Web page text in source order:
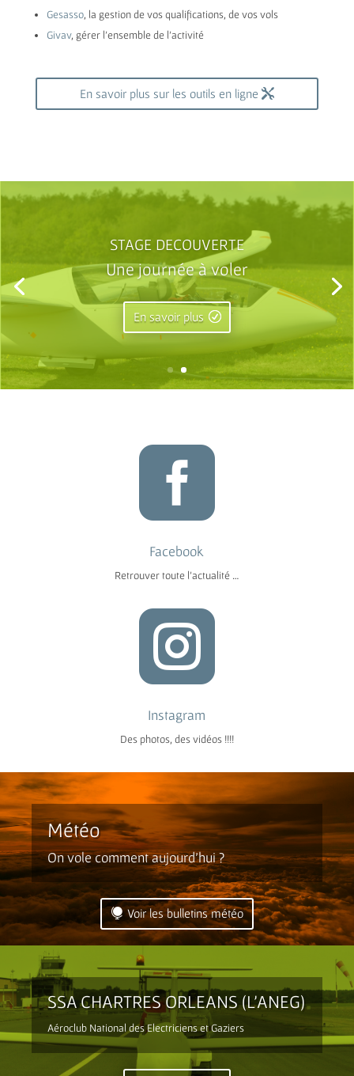
Gesasso, la gestion de vos qualifications, de vos vols
Givav, gérer l’ensemble de l’activité
En savoir plus sur les outils en ligne
STAGE DECOUVERTE
Une journée à voler
En savoir plus

Facebook
Retrouver toute l’actualité …

Instagram
Des photos, des vidéos !!!!
Météo
On vole comment aujourd’hui ?
Voir les bulletins météo
SSA CHARTRES ORLEANS (L’ANEG)
Aéroclub National des Electriciens et Gaziers